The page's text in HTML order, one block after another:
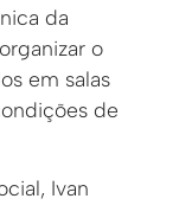
da
o
em salas
de
Ivan